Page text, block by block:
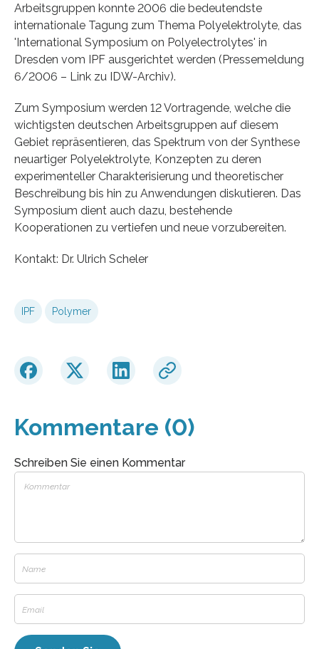
Arbeitsgruppen konnte 2006 die bedeutendste
internationale Tagung zum Thema Polyelektrolyte, das
'International Symposium on Polyelectrolytes' in
Dresden vom IPF ausgerichtet werden (Pressemeldung
6/2006 – Link zu IDW-Archiv).
Zum Symposium werden 12 Vortragende, welche die
wichtigsten deutschen Arbeitsgruppen auf diesem
Gebiet repräsentieren, das Spektrum von der Synthese
neuartiger Polyelektrolyte, Konzepten zu deren
experimenteller Charakterisierung und theoretischer
Beschreibung bis hin zu Anwendungen diskutieren. Das
Symposium dient auch dazu, bestehende
Kooperationen zu vertiefen und neue vorzubereiten.
Kontakt: Dr. Ulrich Scheler
IPF Polymer
Kommentare (0)
Schreiben Sie einen Kommentar